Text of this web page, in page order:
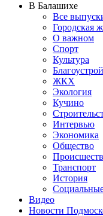
В Балашихе
Все
Городская
О важном
Спорт
Культура
ЖКХ
Экология
Кучино
Интервью
Экономика
Общество
Транспорт
История
Видео
Новости